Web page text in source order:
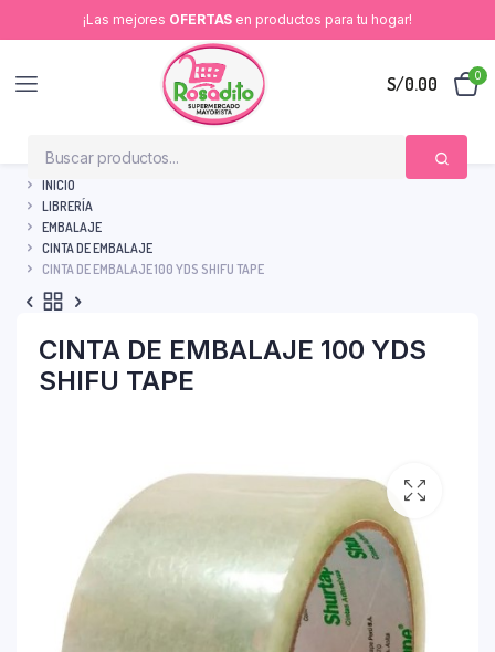
¡Las mejores OFERTAS en productos para tu hogar!
S/0.00 0
INICIO
LIBRERÍA
EMBALAJE
CINTA DE EMBALAJE
CINTA DE EMBALAJE 100 YDS SHIFU TAPE
CINTA DE EMBALAJE 100 YDS
SHIFU TAPE